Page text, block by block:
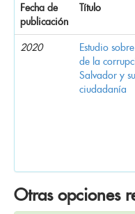
Fecha de
publicación
Título
2020
Estudio
de la
Salvador y
ciudadanía
Otras opciones